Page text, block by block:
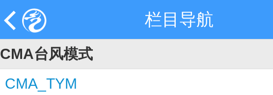
栏目导航
CMA台风模式
CMA_TYM